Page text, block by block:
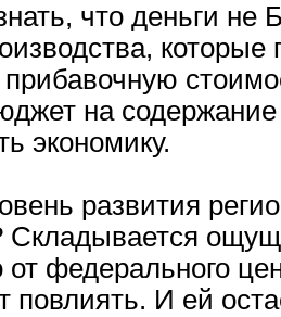
что деньги
на
экономику.
развития
Складывается
федерального
повлиять. И ей